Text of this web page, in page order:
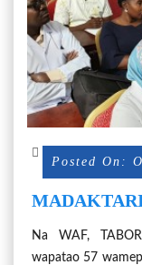
Posted On:
MADAKTARI
SITA
Na WAF,
wapatao 57